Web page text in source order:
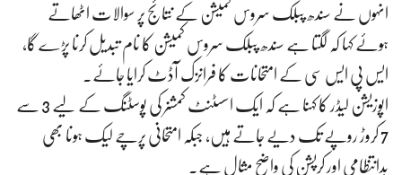
انہوں نے سندھ پبلک سروس کمیشن کے نتائج پر سوالات اٹھاتے
ہوئے کہا کہ لگتا ہے سندھ پبلک سروس کمیشن کا نام تبدیل کرنا پڑے گا،
ایس پی ایس سی کے امتحانات کا فرانزک آڈٹ کرایا جائے۔
اپوزیشن لیڈر کا کہنا ہے کہ ایک اسسٹنٹ کمشنر کی پوسٹنگ کے لیے 3 سے
7 کروڑ روپے تک دیے جاتے ہیں، جبکہ امتحانی پرچے لیک ہونا بھی
بدانتظامی اور کرپشن کی واضح مثال ہے۔